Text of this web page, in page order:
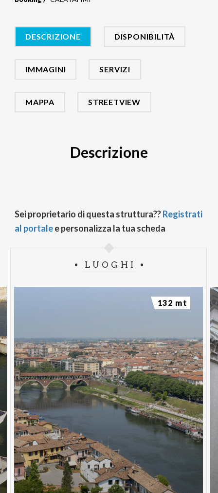
DESCRIZIONE DISPONIBILITÀ
IMMAGINI SERVIZI
MAPPA STREETVIEW
Descrizione
Sei proprietario di questa struttura??Registrati
al portalee personalizza la tua scheda
LUOGHI
132 mt